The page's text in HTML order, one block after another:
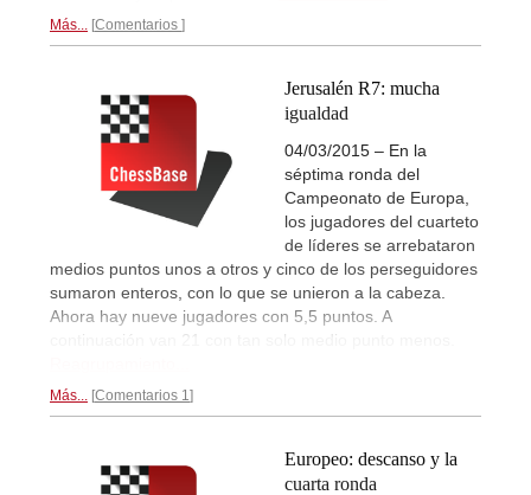
Más... Comentarios
Jerusalén R7: mucha
igualdad
04/03/2015 – En la
séptima ronda del
Campeonato de Europa,
los jugadores del cuarteto
de líderes se arrebataron
medios puntos unos a otros y cinco de los perseguidores
sumaron enteros, con lo que se unieron a la cabeza.
Ahora hay nueve jugadores con 5,5 puntos. A
continuación van 21 con tan solo medio punto menos.
Más... Comentarios 1
Europeo: descanso y la
cuarta ronda